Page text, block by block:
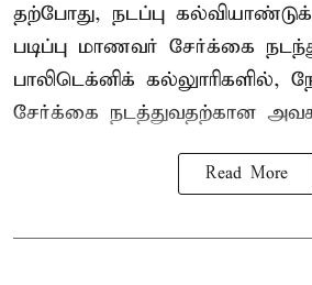
தற்போது, நடப்பு
படிப்பு மாணவர் சேர்க்கை
பாலிடெக்னிக் கல்லுாரிகளில்,
சேர்க்கை நடத்துவதற்கான
Read More